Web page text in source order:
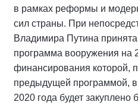
в рамках реформы и
сил страны. При
Владимира Путина
программа вооружения на
финансирования которой,
предыдущей программой,
2020 года будет закуплено